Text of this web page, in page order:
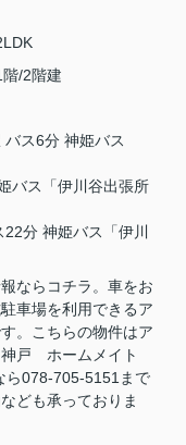
階/2階建
バス6分 神姫バス
バス「伊川谷出張所
22分 神姫バス「伊川
ならコチラ。車をお
車場を利用できるア
。こちらの物件はア
神戸 ホームメイト
ら078-705-5151まで
ども承っておりま